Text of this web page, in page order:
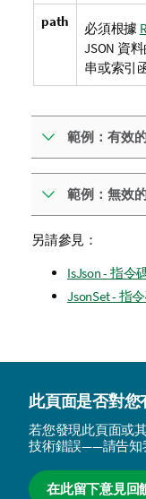
path 必須根據
JSON 資
串或索引
範例：有效
範例：無效
另請參見：
IsJson - 指令
JsonSet - 指
此頁面是否對您
若您發現此頁面或
技術錯誤——請告知
在此留下意見回